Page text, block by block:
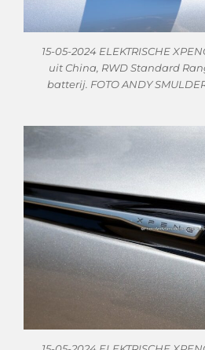
15-05-2024 ELEKTRISCHE
uit China, RWD Standard
batterij. FOTO ANDY